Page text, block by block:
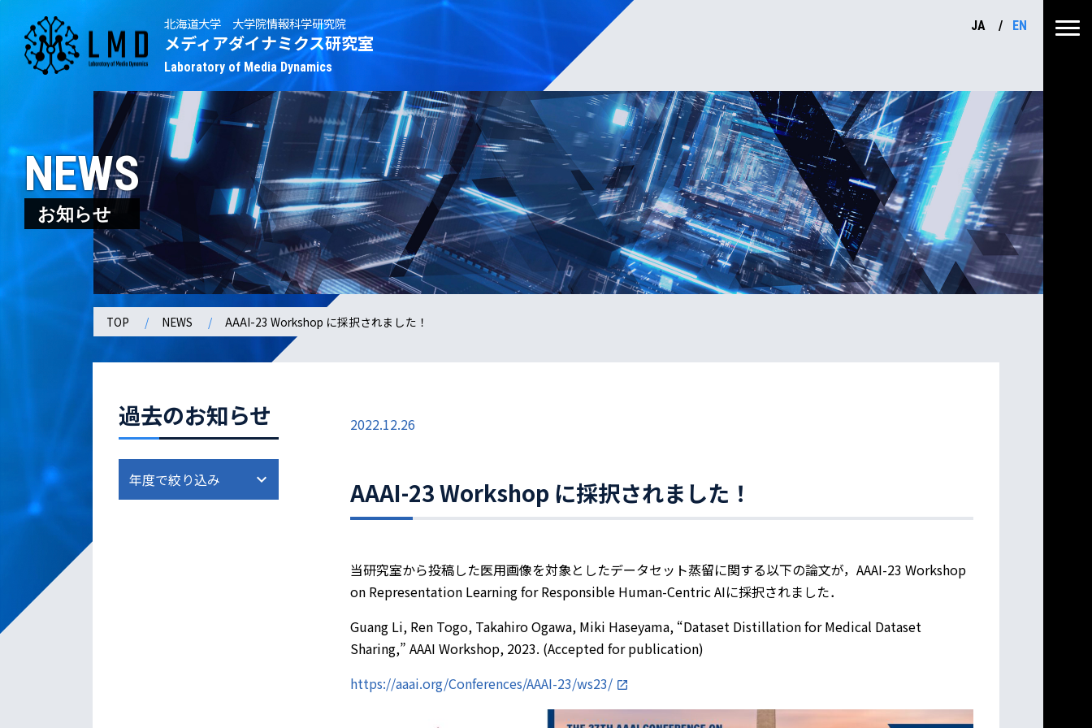
北海道大学 大学院情報科学研究院
メディアダイナミクス研究室
Laboratory of Media Dynamics
JA EN
NEWS
お知らせ
TOP NEWS AAAI-23 Workshop に採択されました！
過去のお知らせ 2022.12.26
AAAI-23 Workshop に採択されました！
当研究室から投稿した医用画像を対象としたデータセット蒸留に関する以下の論文が，AAAI-23 Workshop
on Representation Learning for Responsible Human-Centric AIに採択されました．
Guang Li, Ren Togo, Takahiro Ogawa, Miki Haseyama, “Dataset Distillation for Medical Dataset
Sharing,” AAAI Workshop, 2023. (Accepted for publication)
https://aaai.org/Conferences/AAAI-23/ws23/